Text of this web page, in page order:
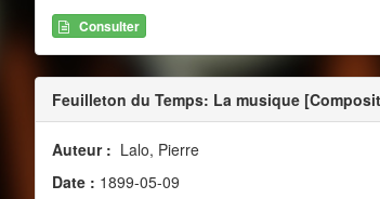
Consulter
Feuilleton du Temps: La musique
Auteur : Lalo, Pierre
Date : 1899-05-09